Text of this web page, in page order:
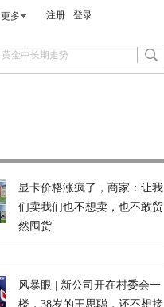
更多 注册 登录
显卡价格涨疯了，商家：让我
们卖我们也不想卖，也不敢贸
然囤货
风暴眼 | 新公司开在村委会一
楼，38岁的王思聪，还不想接